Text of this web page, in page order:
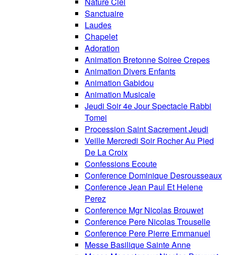
Sanctuaire
Laudes
Chapelet
Adoration
Animation Bretonne Soiree Crepes
Animation Divers Enfants
Animation Gabidou
Animation Musicale
Jeudi Soir 4e Jour Spectacle Rabbi
Tomei
Procession Saint Sacrement Jeudi
Veille Mercredi Soir Rocher Au Pied
De La Croix
Confessions Ecoute
Conference Dominique Desrousseaux
Conference Jean Paul Et Helene
Perez
Conference Mgr Nicolas Brouwet
Conference Pere Nicolas Trouselle
Conference Pere Pierre Emmanuel
Messe Basilique Sainte Anne